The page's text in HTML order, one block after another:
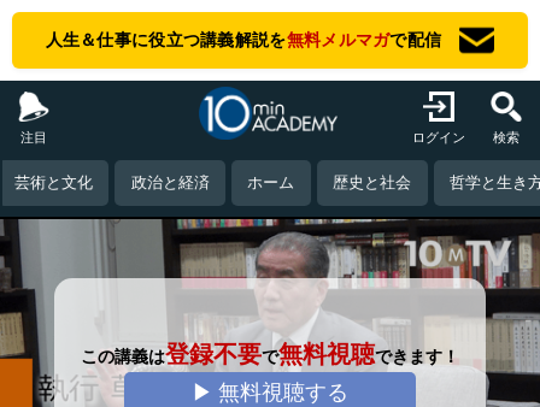
人生＆仕事に役立つ講義解説を無料メルマガで配信
注目 ログイン 検索
芸術と文化 政治と経済 ホーム 歴史と社会 哲学と生き
この講義は登録不要で無料視聴できます！
▶ 無料視聴する